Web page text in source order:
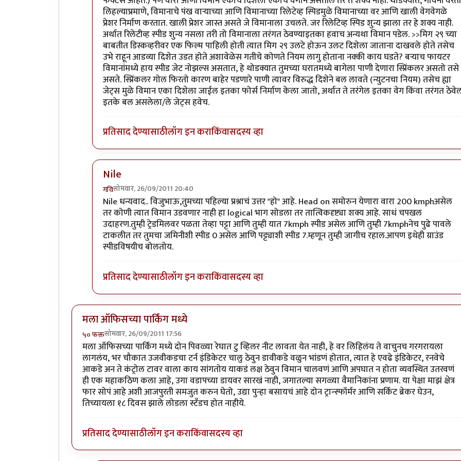
लिहल्याप्रमाणे, विमानाचे पंख वार्‍याच्या आणि विमानाच्या रिलेटेव्ह स्पिडमुळे विमानाच्या वर आणि खाली वेगवेगळे
प्रेशर निर्माण करतात. खाली प्रेशर जास्त असते जे विमानाला उचलते. जर रिलेटिव्ह स्पिड शुन्य झाला तर हे शक्य नाही.
अर्थात रिलेटीव्ह स्पीड शुन्य नसला तरी तो विमानाला तरंगत ठेवण्याइतका हवाच अन्यथा विमान पडेल. >>मिग २९ च्या
बाबतीत डिस्कव्हरीवर एक फिल्म पाहिली होती त्यात मिग २९ उलटे होऊन उलट दिशेला जाताना दाखवले होते तसेच
उभे राहून आडव्या दिशेत उडत होते अशावेळेस गतीचे कोणते नियम लागु होताना नक्की काय घडते? बर्‍याच फायटर
विमानांमध्ये हाय स्पीड जेट नोझल्स असतात, हे थोडक्यात तुमच्या घरातमध्ये बागेला पाणी देणारा स्प्रिंकलर असतो तसे
असते. स्प्रिंकलर गोल फिरतो कारण बाहेर पडणारे पाणी त्यावर विरुद्ध दिशेने बल लावते (न्युटनचा नियम) तसेच ह्या
जेट्स मुळे विमान एका दिशेला जाईल इतका फोर्स निर्माण केला जातो, अर्थात ते तरंगेल इतका वेग किंवा तरंगत
इतके बल असलेला/ले जेट्स हवेच.
प्रतिसाद देण्यासाठीलॉग इन कराकिंवासदस्य व्हा
Nile
गविसोमवार, 26/09/2011 20:40
In reply toएक शंका. वारा २०० किमी वेगानेbyविजुभाऊ
Nile धन्यवाद.. विजुभाऊ,तुमच्या पहिल्या प्रश्नाचं उत्तर "हो" आहे. Head on समोरुन येणारा वारा 200 kmphअसेल
तर कोणी त्यात विमान उडवणार नाही हा logical भाग सोडला तर तात्विकदृष्ट्या शक्य आहे. साधं चपखल
उदाहरण.तुम्ही ट्रेडमिलवर पळता तेव्हा पट्टा आणि तुम्ही यात 7kmph स्पीड असेल आणि तुम्ही 7kmphनेच पुढे पावले
टाकलीत तर तुमचा जमिनीशी स्पीड 0 असेल आणि पट्ट्याशी स्पीड 7.म्हणून तुम्ही जागीच रहाल.आपण इथेही ग्राउंड
स्पीडविषयीच बोलतोय.
प्रतिसाद देण्यासाठीलॉग इन कराकिंवासदस्य व्हा
मला ऑफिसच्या पार्किंग मध्ये
५० फक्तसोमवार, 26/09/2011 17:56
मला ऑफिसच्या पार्किंग मध्ये दोन पिवळ्या रेघात टु व्हिलर नीट लावता येत नाही, हे वर लिहिलंय ते वाचुनच गरगरायला
लागलंय, भर चौकात उजवीकडचा टर्न इंडिकेटर चालु ठेवुन डावीकडे वळुन भांडणं होतात, त्यात हे एवढे इंडिकेटर, रनवेचे
आकडे अन ते कंट्रोल टावर वाला काय सांगतोय याकडं लक्ष ठेवुन विमान चालवणं आणि अपघात न होता व्यवस्थित उतरवणं
ही एक महाकठिण कला आहे, उगा वडापच्या डायवर सारखं नाही, जगातल्या सगळ्या वैमानिकांना प्रणाम. या पेक्षा माझं क्षेत्र
फार सोपं आहे अशी आजपुरती समजुत करुन घेतो, उद्या पुन्हा बसायचं आहे दोन ट्रान्स्फॉर्मर आणि सर्किट ब्रेकर घेउन,
तिच्यायला १८ दिवस झाले लोडला स्टँडच होत नाहीये.
प्रतिसाद देण्यासाठीलॉग इन कराकिंवासदस्य व्हा